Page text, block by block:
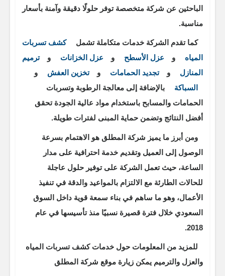
الباحثين عن شركة متخصصة توفر حلولًا دقيقة وآمنة بأسعار
مناسبة.
كما تقدم الشركة خدمات متكاملة تشمل
كشف تسربات
المياه
و عزل الأسطح و عزل الخزانات و
ترميم
المنازل
و تجديد الحمامات و تخزين العفش
و
السباكة
بالإضافة إلى معالجة الرطوبة وتسربات
الحمامات والمسابح باستخدام مواد عالية الجودة تحقق
أفضل النتائج وتضمن حماية المبنى لفترات طويلة.
ومن أبرز ما يميز شركة المطلق هو الاهتمام بسرعة
الوصول إلى العميل وتقديم خدمة احترافية على مدار
الساعة، حيث تعمل الشركة على توفير حلول عاجلة
للحالات الطارئة مع الالتزام بالمواعيد والدقة في تنفيذ
الأعمال، وهو ما ساهم في بناء سمعة قوية داخل السوق
السعودي خلال فترة قصيرة نسبيًا منذ تأسيسها في عام
2018.
للمزيد من المعلومات حول خدمات كشف تسربات المياه
والعزل والترميم يمكن زيارة موقع شركة المطلق